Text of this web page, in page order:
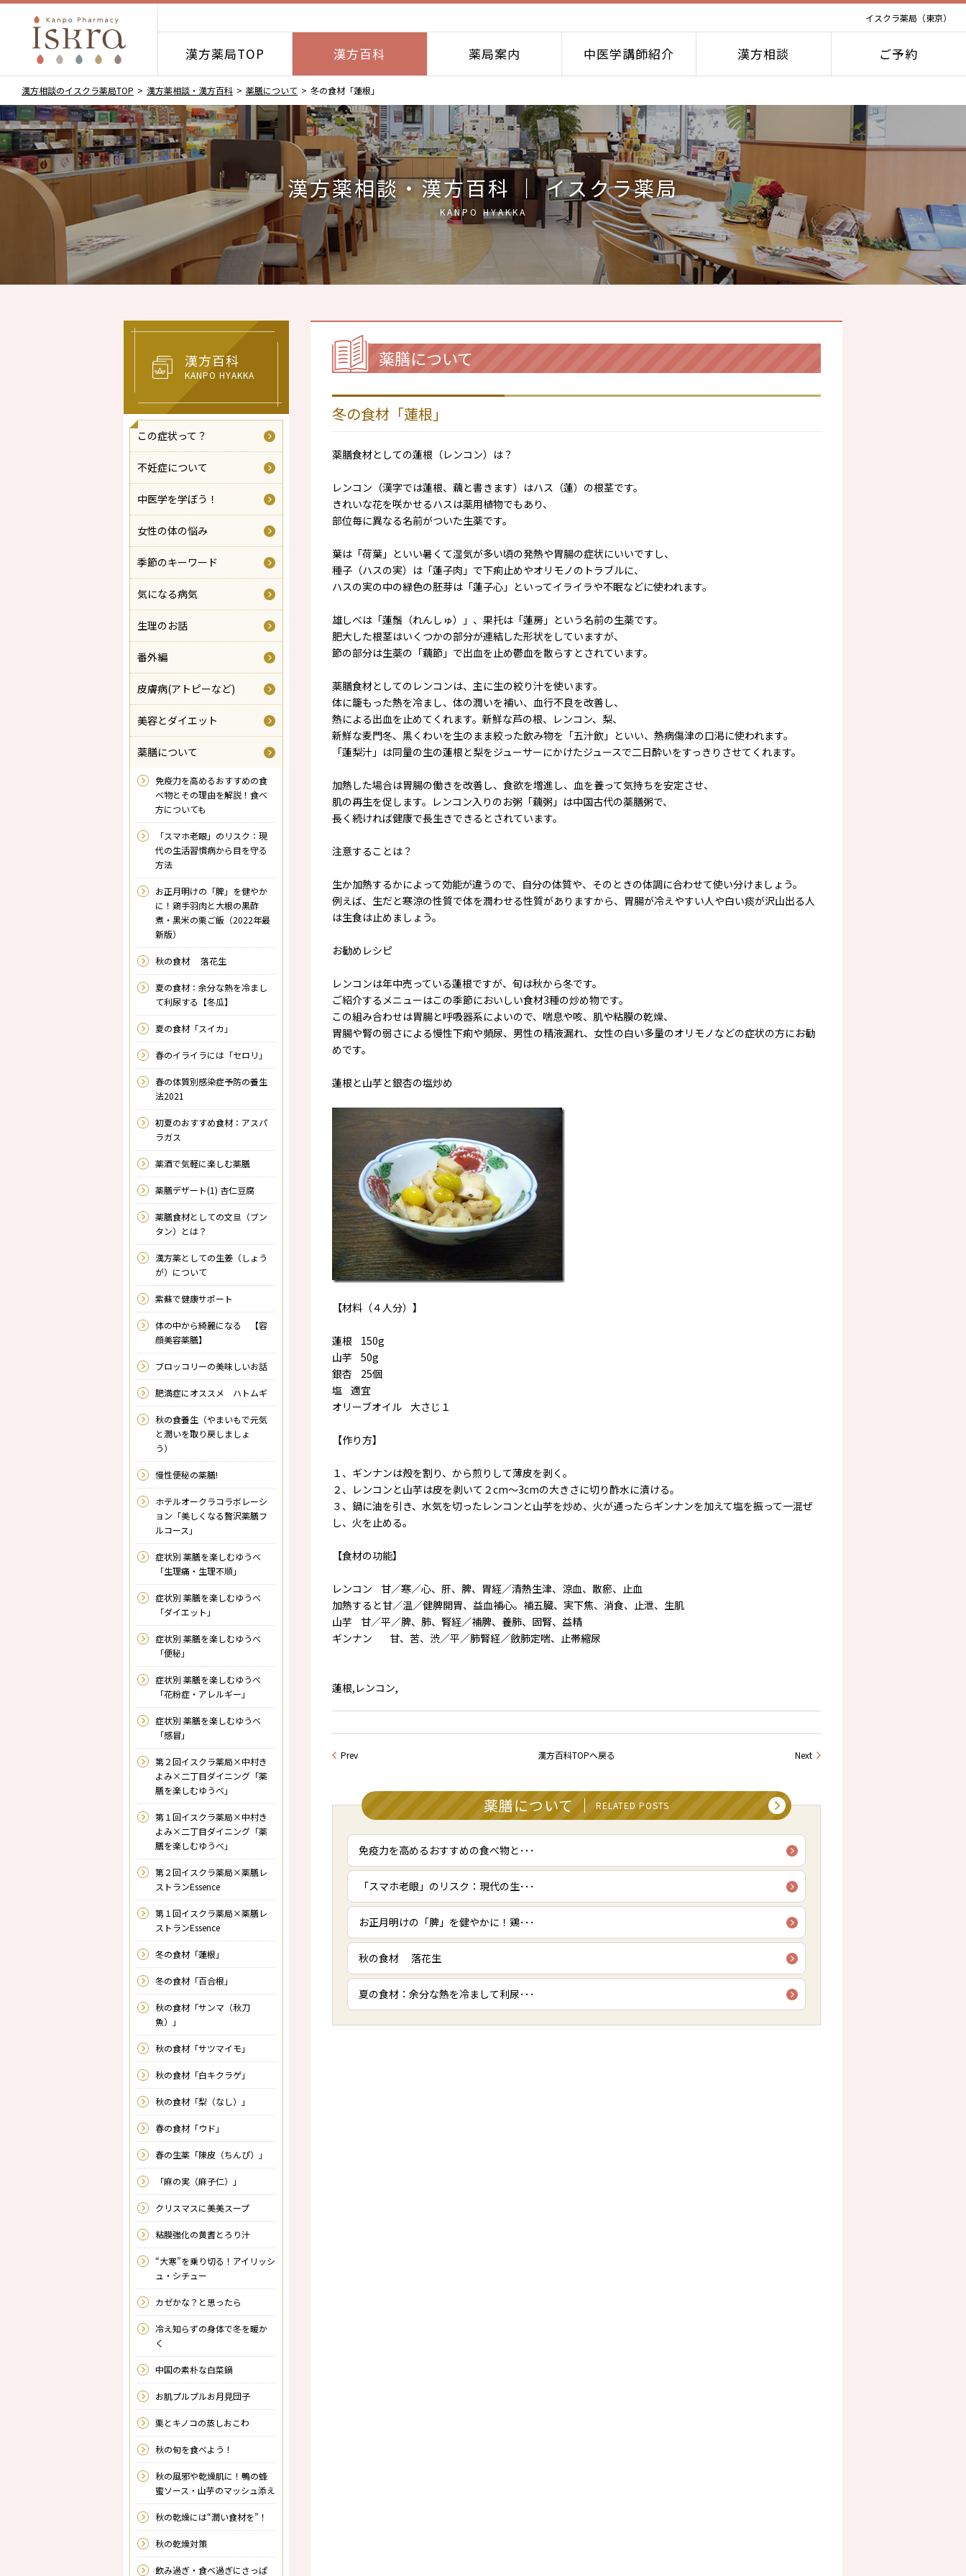
イスクラ薬局（東京）
漢方薬局TOP 漢方百科 薬局案内 中医学講師紹介 漢方相談 ご予約
漢方相談のイスクラ薬局TOP 漢方薬相談・漢方百科 薬膳について 冬の食材「蓮根」
漢方薬相談・漢方百科 ｜ イスクラ薬局
KANPO HYAKKA
薬膳について
冬の食材「蓮根」
薬膳食材としての蓮根（レンコン）は？
レンコン（漢字では蓮根、藕と書きます）はハス（蓮）の根茎です。
きれいな花を咲かせるハスは薬用植物でもあり、
部位毎に異なる名前がついた生薬です。
葉は「荷葉」といい暑くて湿気が多い頃の発熱や胃腸の症状にいいですし、
種子（ハスの実）は「蓮子肉」で下痢止めやオリモノのトラブルに、
ハスの実の中の緑色の胚芽は「蓮子心」といってイライラや不眠などに使われます。
雄しべは「蓮鬚（れんしゅ）」、果托は「蓮房」という名前の生薬です。
肥大した根茎はいくつかの部分が連結した形状をしていますが、
節の部分は生薬の「藕節」で出血を止め鬱血を散らすとされています。
薬膳食材としてのレンコンは、主に生の絞り汁を使います。
体に籠もった熱を冷まし、体の潤いを補い、血行不良を改善し、
熱による出血を止めてくれます。新鮮な芦の根、レンコン、梨、
新鮮な麦門冬、黒くわいを生のまま絞った飲み物を「五汁飲」といい、熱病傷津の口渇に使われます。
「蓮梨汁」は同量の生の蓮根と梨をジューサーにかけたジュースで二日酔いをすっきりさせてくれます。
加熱した場合は胃腸の働きを改善し、食欲を増進し、血を養って気持ちを安定させ、
肌の再生を促します。レンコン入りのお粥「藕粥」は中国古代の薬膳粥で、
長く続ければ健康で長生きできるとされています。
注意することは？
生か加熱するかによって効能が違うので、自分の体質や、そのときの体調に合わせて使い分けましょう。
例えば、生だと寒涼の性質で体を潤わせる性質がありますから、胃腸が冷えやすい人や白い痰が沢山出る人
は生食は止めましょう。
お勧めレシピ
レンコンは年中売っている蓮根ですが、旬は秋から冬です。
ご紹介するメニューはこの季節においしい食材3種の炒め物です。
この組み合わせは胃腸と呼吸器系によいので、喘息や咳、肌や粘膜の乾燥、
胃腸や腎の弱さによる慢性下痢や頻尿、男性の精液漏れ、女性の白い多量のオリモノなどの症状の方にお勧
めです。
蓮根と山芋と銀杏の塩炒め
【材料（４人分）】
蓮根 150g
山芋 50g
銀杏 25個
塩 適宜
オリーブオイル 大さじ１
【作り方】
１、ギンナンは殻を割り、から煎りして薄皮を剥く。
２、レンコンと山芋は皮を剥いて２cm～3cmの大きさに切り酢水に漬ける。
３、鍋に油を引き、水気を切ったレンコンと山芋を炒め、火が通ったらギンナンを加えて塩を振って一混ぜ
し、火を止める。
【食材の功能】
レンコン 甘／寒／心、肝、脾、胃経／清熱生津、涼血、散瘀、止血
加熱すると甘／温／健脾開胃、益血補心。補五臓、実下焦、消食、止泄、生肌
山芋 甘／平／脾、肺、腎経／補脾、養肺、固腎、益精
ギンナン 甘、苦、渋／平／肺腎経／斂肺定喘、止帯縮尿
蓮根,レンコン,
Prev 漢方百科TOPへ戻る Next
薬膳について RELATED POSTS
免疫力を高めるおすすめの食べ物と･･･
「スマホ老眼」のリスク：現代の生･･･
お正月明けの「脾」を健やかに！鶏･･･
秋の食材 落花生
夏の食材：余分な熱を冷まして利尿･･･
漢方百科
KANPO HYAKKA
この症状って？
不妊症について
中医学を学ぼう！
女性の体の悩み
季節のキーワード
気になる病気
生理のお話
番外編
皮膚病(アトピーなど)
美容とダイエット
薬膳について
免疫力を高めるおすすめの食
べ物とその理由を解説！食べ
方についても
「スマホ老眼」のリスク：現
代の生活習慣病から目を守る
方法
お正月明けの「脾」を健やか
に！鶏手羽肉と大根の黒酢
煮・黒米の栗ご飯（2022年最
新版）
秋の食材 落花生
夏の食材：余分な熱を冷まし
て利尿する【冬瓜】
夏の食材「スイカ」
春のイライラには「セロリ」
春の体質別感染症予防の養生
法2021
初夏のおすすめ食材：アスパ
ラガス
薬酒で気軽に楽しむ薬膳
薬膳デザート(1) 杏仁豆腐
薬膳食材としての文旦（ブン
タン）とは？
漢方薬としての生姜（しょう
が）について
紫蘇で健康サポート
体の中から綺麗になる 【容
顔美容薬膳】
ブロッコリーの美味しいお話
肥満症にオススメ ハトムギ
秋の食養生（やまいもで元気
と潤いを取り戻しましょ
う）
慢性便秘の薬膳!
ホテルオークラコラボレーシ
ョン「美しくなる贅沢薬膳フ
ルコース」
症状別 薬膳を楽しむゆうべ
「生理痛・生理不順」
症状別 薬膳を楽しむゆうべ
「ダイエット」
症状別 薬膳を楽しむゆうべ
「便秘」
症状別 薬膳を楽しむゆうべ
「花粉症・アレルギー」
症状別 薬膳を楽しむゆうべ
「感冒」
第２回イスクラ薬局×中村き
よみ×二丁目ダイニング「薬
膳を楽しむゆうべ」
第１回イスクラ薬局×中村き
よみ×二丁目ダイニング「薬
膳を楽しむゆうべ」
第２回イスクラ薬局×薬膳レ
ストランEssence
第１回イスクラ薬局×薬膳レ
ストランEssence
冬の食材「蓮根」
冬の食材「百合根」
秋の食材「サンマ（秋刀
魚）」
秋の食材「サツマイモ」
秋の食材「白キクラゲ」
秋の食材「梨（なし）」
春の食材「ウド」
春の生薬「陳皮（ちんぴ）」
「麻の実（麻子仁）」
クリスマスに美美スープ
粘膜強化の黄耆とろり汁
“大寒”を乗り切る！アイリッシ
ュ・シチュー
カゼかな？と思ったら
冷え知らずの身体で冬を暖か
く
中国の素朴な白菜鍋
お肌プルプルお月見団子
栗とキノコの蒸しおこわ
秋の旬を食べよう！
秋の風邪や乾燥肌に！鴨の蜂
蜜ソース・山芋のマッシュ添え
秋の乾燥には“潤い食材を”！
秋の乾燥対策
飲み過ぎ・食べ過ぎにさっぱ